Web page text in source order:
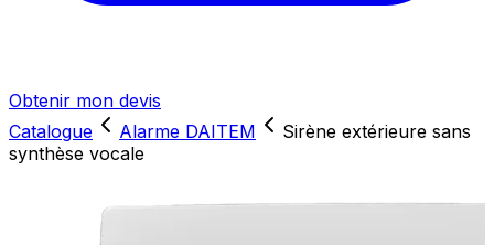
Obtenir mon devis
Catalogue
Alarme DAITEM
Sirène extérieure sans
synthèse vocale